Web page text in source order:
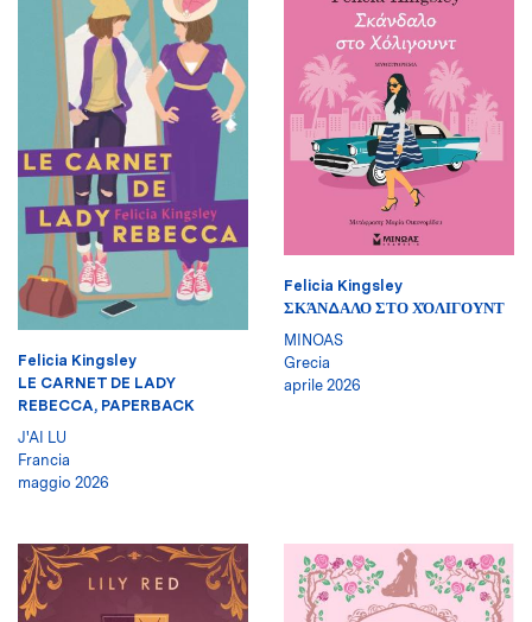
Felicia Kingsley
LE CARNET DE LADY
REBECCA, PAPERBACK
J'AI LU
Francia
maggio 2026
Felicia Kingsley
ΣΚΆΝΔΑΛΟ ΣΤΟ ΧΌΛΙΓΟΥΝΤ
MINOAS
Grecia
aprile 2026